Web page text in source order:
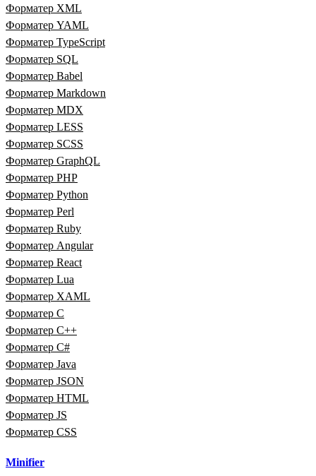
Форматер XML
Форматер YAML
Форматер TypeScript
Форматер SQL
Форматер Babel
Форматер Markdown
Форматер MDX
Форматер LESS
Форматер SCSS
Форматер GraphQL
Форматер PHP
Форматер Python
Форматер Perl
Форматер Ruby
Форматер Angular
Форматер React
Форматер Lua
Форматер XAML
Форматер C
Форматер C++
Форматер C#
Форматер Java
Форматер JSON
Форматер HTML
Форматер JS
Форматер CSS
Minifier